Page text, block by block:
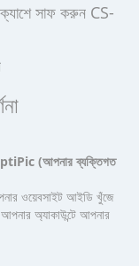
ক্যাশে সাফ করুন CS-
(আপনার ব্যক্তিগত
ওয়েবসাইট আইডি খুঁজে
অ্যাকাউন্টে আপনার